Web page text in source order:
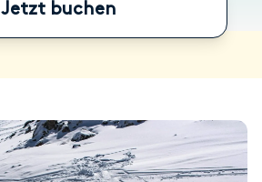
Jetzt buchen